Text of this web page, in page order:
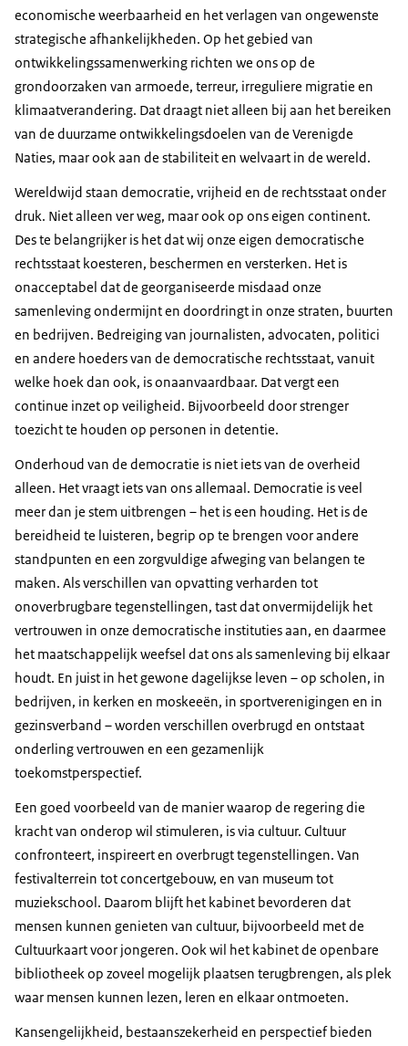
economische weerbaarheid en het verlagen van ongewenste
strategische afhankelijkheden. Op het gebied van
ontwikkelingssamenwerking richten we ons op de
grondoorzaken van armoede, terreur, irreguliere migratie en
klimaatverandering. Dat draagt niet alleen bij aan het bereiken
van de duurzame ontwikkelingsdoelen van de Verenigde
Naties, maar ook aan de stabiliteit en welvaart in de wereld.
Wereldwijd staan democratie, vrijheid en de rechtsstaat onder
druk. Niet alleen ver weg, maar ook op ons eigen continent.
Des te belangrijker is het dat wij onze eigen democratische
rechtsstaat koesteren, beschermen en versterken. Het is
onacceptabel dat de georganiseerde misdaad onze
samenleving ondermijnt en doordringt in onze straten, buurten
en bedrijven. Bedreiging van journalisten, advocaten, politici
en andere hoeders van de democratische rechtsstaat, vanuit
welke hoek dan ook, is onaanvaardbaar. Dat vergt een
continue inzet op veiligheid. Bijvoorbeeld door strenger
toezicht te houden op personen in detentie.
Onderhoud van de democratie is niet iets van de overheid
alleen. Het vraagt iets van ons allemaal. Democratie is veel
meer dan je stem uitbrengen – het is een houding. Het is de
bereidheid te luisteren, begrip op te brengen voor andere
standpunten en een zorgvuldige afweging van belangen te
maken. Als verschillen van opvatting verharden tot
onoverbrugbare tegenstellingen, tast dat onvermijdelijk het
vertrouwen in onze democratische instituties aan, en daarmee
het maatschappelijk weefsel dat ons als samenleving bij elkaar
houdt. En juist in het gewone dagelijkse leven – op scholen, in
bedrijven, in kerken en moskeeën, in sportverenigingen en in
gezinsverband – worden verschillen overbrugd en ontstaat
onderling vertrouwen en een gezamenlijk
toekomstperspectief.
Een goed voorbeeld van de manier waarop de regering die
kracht van onderop wil stimuleren, is via cultuur. Cultuur
confronteert, inspireert en overbrugt tegenstellingen. Van
festivalterrein tot concertgebouw, en van museum tot
muziekschool. Daarom blijft het kabinet bevorderen dat
mensen kunnen genieten van cultuur, bijvoorbeeld met de
Cultuurkaart voor jongeren. Ook wil het kabinet de openbare
bibliotheek op zoveel mogelijk plaatsen terugbrengen, als plek
waar mensen kunnen lezen, leren en elkaar ontmoeten.
Kansengelijkheid, bestaanszekerheid en perspectief bieden